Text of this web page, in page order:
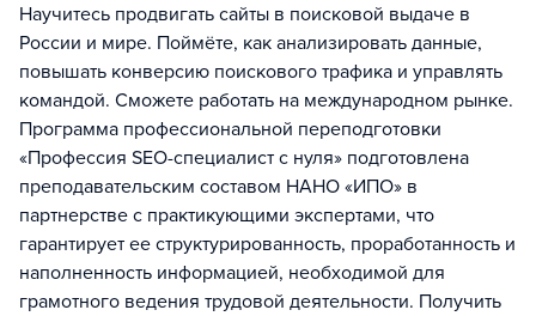
Научитесь продвигать сайты в поисковой выдаче в
России и мире. Поймёте, как анализировать данные,
повышать конверсию поискового трафика и управлять
командой. Сможете работать на международном рынке.
Программа профессиональной переподготовки
«Профессия SEO-специалист с нуля» подготовлена
преподавательским составом НАНО «ИПО» в
партнерстве с практикующими экспертами, что
гарантирует ее структурированность, проработанность и
наполненность информацией, необходимой для
грамотного ведения трудовой деятельности. Получить